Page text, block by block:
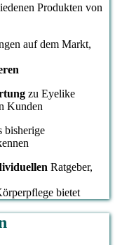
Produkten von
auf dem Markt,
zu Eyelike
Kunden
bisherige
Ratgeber,
bietet